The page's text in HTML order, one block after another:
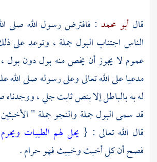
قالأبو محمد : فافترض رسول الله صلى
الناس اجتناب البول جملة ، وتوعد على
عموم لا يجوز أن يخص منه بول دون بول
مدعيا على الله تعالى وعلى رسوله صلى الله
له به بالباطل إلا بنص ثابت جلي ، ووجدناه
قد سمى البول جملة والنجو جملة "
قال الله تعالى : { يحل لهم الطيبات
فصح أن كل أخبث وخبيث فهو حرام .